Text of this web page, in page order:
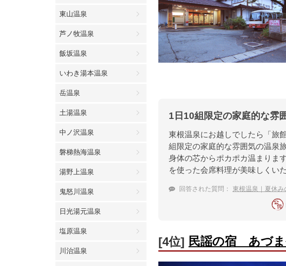
東山温泉
芦ノ牧温泉
飯坂温泉
いわき湯本温泉
岳温泉
土湯温泉
中ノ沢温泉
磐梯熱海温泉
湯野上温泉
鬼怒川温泉
日光湯元温泉
塩原温泉
川治温泉
1日10組限定の家庭的な雰
東根温泉にお越しでしたら「
組限定の家庭的な雰囲気の温泉
身体の芯からポカポカ温まりま
を使った会席料理が美味しくい
回答された質問： 東根温泉｜夏休み
[4位] 民謡の宿 あづ